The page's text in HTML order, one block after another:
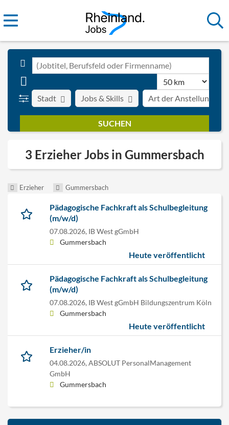
Stadt Art der Anstellung
Jobs & Skills
3 Erzieher Jobs in Gummersbach
Erzieher Gummersbach
Pädagogische Fachkraft als Schulbegleitung
(m/w/d)
07.08.2026, IB West gGmbH
Gummersbach
Heute veröffentlicht
Pädagogische Fachkraft als Schulbegleitung
(m/w/d)
07.08.2026, IB West gGmbH Bildungszentrum Köln
Gummersbach
Heute veröffentlicht
Erzieher/in
04.08.2026, ABSOLUT PersonalManagement
GmbH
Gummersbach